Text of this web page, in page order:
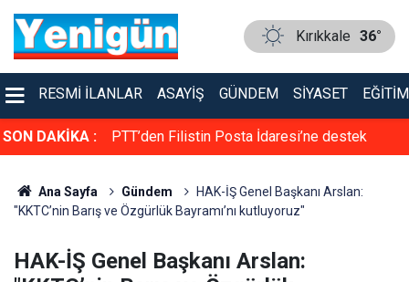
Kırıkkale 36°
RESMI İLANLAR ASAYIŞ GÜNDEM SIYASET EĞITIM
SON DAKİKA :
altına alma PTT’den Filistin Posta İdaresi’ne destek
Ana Sayfa Gündem
HAK-İŞ Genel Başkanı Arslan:
"KKTC’nin Barış ve Özgürlük Bayramı’nı kutluyoruz"
HAK-İŞ Genel Başkanı Arslan: